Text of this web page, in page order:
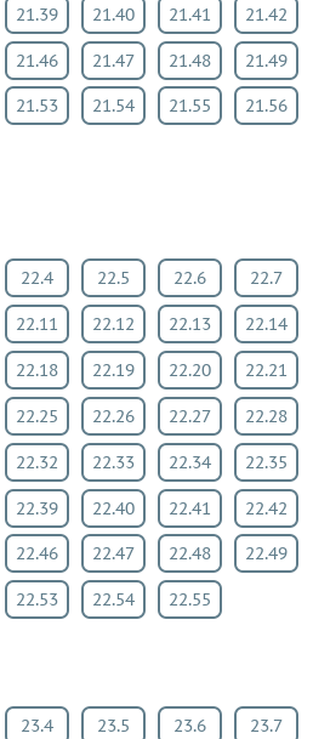
21.39 21.40 21.41 21.42
21.46 21.47 21.48 21.49
21.53 21.54 21.55 21.56
22.4 22.5 22.6 22.7
22.11 22.12 22.13 22.14
22.18 22.19 22.20 22.21
22.25 22.26 22.27 22.28
22.32 22.33 22.34 22.35
22.39 22.40 22.41 22.42
22.46 22.47 22.48 22.49
22.53 22.54 22.55
23.4 23.5 23.6 23.7